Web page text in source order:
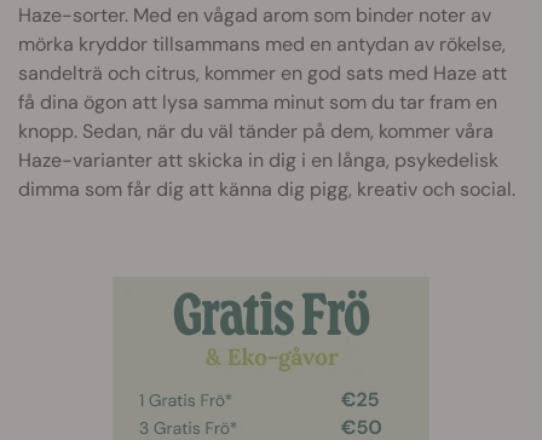
Haze-sorter. Med en vågad arom som binder noter av
mörka kryddor tillsammans med en antydan av rökelse,
sandelträ och citrus, kommer en god sats med Haze att
få dina ögon att lysa samma minut som du tar fram en
knopp. Sedan, när du väl tänder på dem, kommer våra
Haze-varianter att skicka in dig i en långa, psykedelisk
dimma som får dig att känna dig pigg, kreativ och social.